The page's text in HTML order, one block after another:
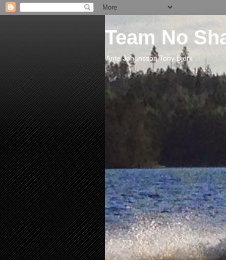
Team No
Ante Johansson Tony Björk